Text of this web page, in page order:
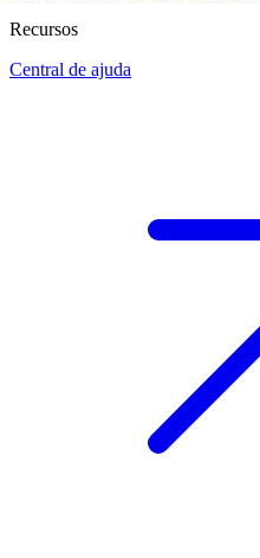
Recursos
Central de ajuda